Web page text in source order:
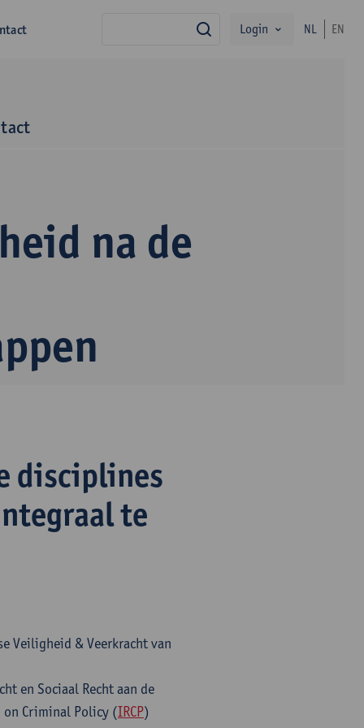
zoekLogin NL EN
na de
disciplines
te
Veiligheid & Veerkracht van
en Sociaal Recht aan de
Criminal Policy (IRCP)